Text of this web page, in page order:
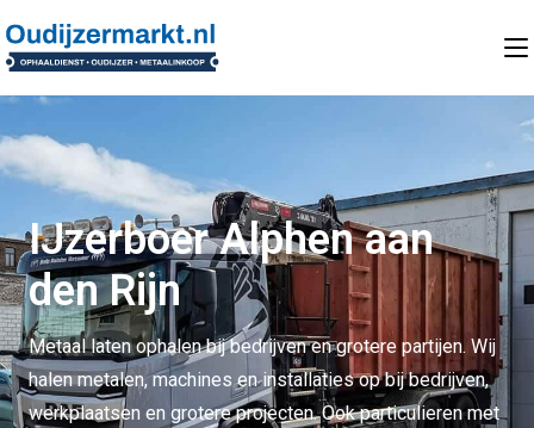
IJzerboer Alphen aan
den Rijn
Metaal laten ophalen bij bedrijven en grotere partijen. Wij
halen metalen, machines en installaties op bij bedrijven,
werkplaatsen en grotere projecten. Ook particulieren met